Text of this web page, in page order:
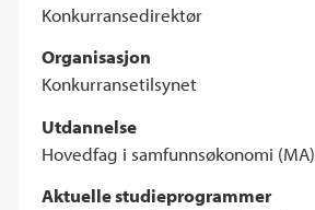
Konkurransedirektør
Organisasjon
Konkurransetilsynet
Utdannelse
Hovedfag i samfunnsøkonomi (MA)
Aktuelle studieprogrammer